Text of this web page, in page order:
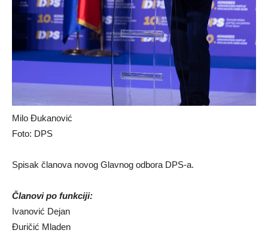
Milo Đukanović
Foto: DPS
Spisak članova novog Glavnog odbora DPS-a.
Članovi po funkciji:
Ivanović Dejan
Đuričić Mladen